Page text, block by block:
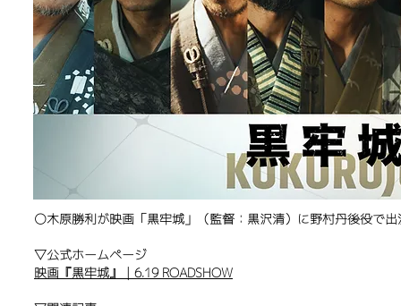
〇木原勝利が映画「黒牢城」（監督：黒沢清）に野村丹後役で出
​▽公式ホームページ
映画『黒牢城』｜6.19 ROADSHOW